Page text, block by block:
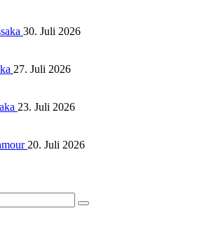
30. Juli 2026
27. Juli 2026
23. Juli 2026
20. Juli 2026